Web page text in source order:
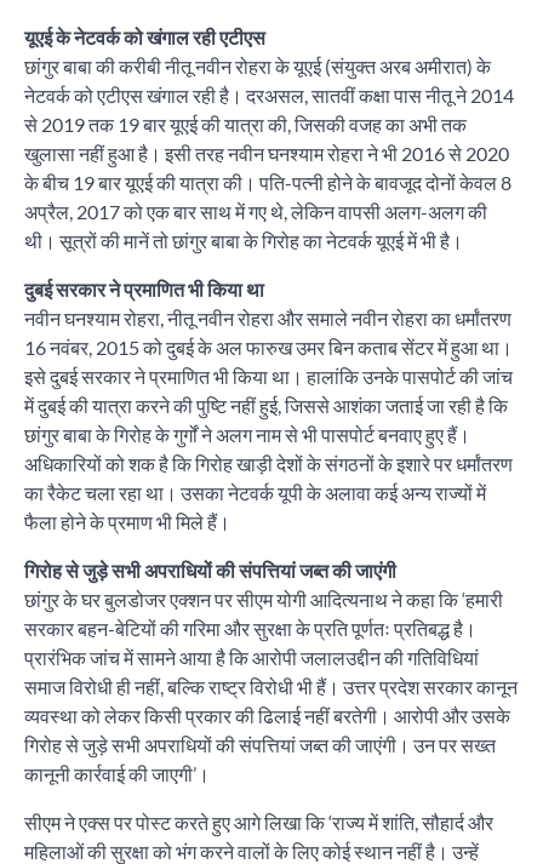
यूएई के नेटवर्क को खंगाल रही एटीएस
छांगुर बाबा की करीबी नीतू नवीन रोहरा के यूएई (संयुक्त अरब अमीरात) के
नेटवर्क को एटीएस खंगाल रही है। दरअसल, सातवीं कक्षा पास नीतू ने 2014
से 2019 तक 19 बार यूएई की यात्रा की, जिसकी वजह का अभी तक
खुलासा नहीं हुआ है। इसी तरह नवीन घनश्याम रोहरा ने भी 2016 से 2020
के बीच 19 बार यूएई की यात्रा की। पति-पत्नी होने के बावजूद दोनों केवल 8
अप्रैल, 2017 को एक बार साथ में गए थे, लेकिन वापसी अलग-अलग की
थी। सूत्रों की मानें तो छांगुर बाबा के गिरोह का नेटवर्क यूएई में भी है।
दुबई सरकार ने प्रमाणित भी किया था
नवीन घनश्याम रोहरा, नीतू नवीन रोहरा और समाले नवीन रोहरा का धर्मांतरण
16 नवंबर, 2015 को दुबई के अल फारुख उमर बिन कताब सेंटर में हुआ था।
इसे दुबई सरकार ने प्रमाणित भी किया था। हालांकि उनके पासपोर्ट की जांच
में दुबई की यात्रा करने की पुष्टि नहीं हुई, जिससे आशंका जताई जा रही है कि
छांगुर बाबा के गिरोह के गुर्गों ने अलग नाम से भी पासपोर्ट बनवाए हुए हैं।
अधिकारियों को शक है कि गिरोह खाड़ी देशों के संगठनों के इशारे पर धर्मांतरण
का रैकेट चला रहा था। उसका नेटवर्क यूपी के अलावा कई अन्य राज्यों में
फैला होने के प्रमाण भी मिले हैं।
गिरोह से जुड़े सभी अपराधियों की संपत्तियां जब्त की जाएंगी
छांगुर के घर बुलडोजर एक्शन पर सीएम योगी आदित्यनाथ ने कहा कि ‘हमारी
सरकार बहन-बेटियों की गरिमा और सुरक्षा के प्रति पूर्णतः प्रतिबद्ध है।
प्रारंभिक जांच में सामने आया है कि आरोपी जलालउद्दीन की गतिविधियां
समाज विरोधी ही नहीं, बल्कि राष्ट्र विरोधी भी हैं। उत्तर प्रदेश सरकार कानून
व्यवस्था को लेकर किसी प्रकार की ढिलाई नहीं बरतेगी। आरोपी और उसके
गिरोह से जुड़े सभी अपराधियों की संपत्तियां जब्त की जाएंगी। उन पर सख्त
कानूनी कार्रवाई की जाएगी’।
सीएम ने एक्स पर पोस्ट करते हुए आगे लिखा कि ‘राज्य में शांति, सौहार्द और
महिलाओं की सुरक्षा को भंग करने वालों के लिए कोई स्थान नहीं है। उन्हें